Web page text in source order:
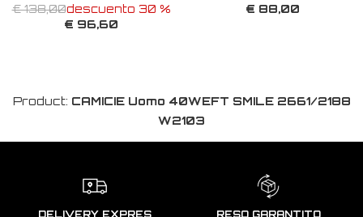
€ 138,00descuento 30 %
€ 96,60
€ 88,00
Product: CAMICIE Uomo 40WEFT SMILE 2661/2188
W2103
DELIVERY EXPRES RESO GARANTITO